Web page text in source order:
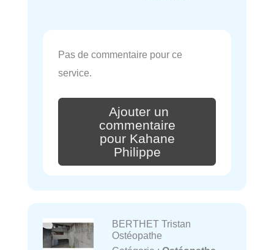
Pas de commentaire pour ce
service.
Ajouter un
commentaire
pour Kahane
Philippe
BERTHET Tristan
Ostéopathe